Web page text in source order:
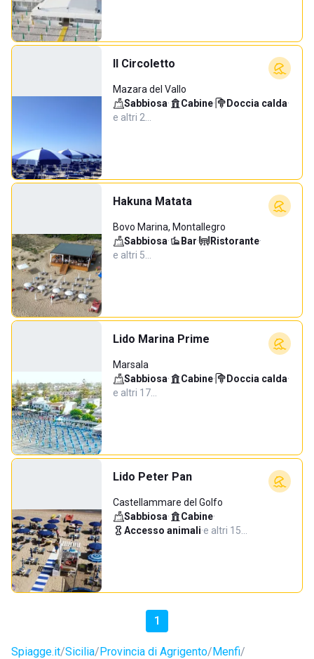
Il Circoletto
Mazara del Vallo
Sabbiosa· Cabine· Doccia calda·
e altri 2…
Hakuna Matata
Bovo Marina, Montallegro
Sabbiosa· Bar· Ristorante·
e altri 5…
Lido Marina Prime
Marsala
Sabbiosa· Cabine· Doccia calda·
e altri 17…
Lido Peter Pan
Castellammare del Golfo
Sabbiosa· Cabine·
Accesso animali·e altri 15…
1
Spiagge.it Sicilia Provincia di Agrigento Menfi